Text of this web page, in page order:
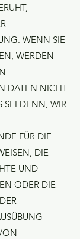
WENN SIE
WERDEN
DATEN NICHT
SEI DENN, WIR
FÜR DIE
DIE
UND
ODER DIE